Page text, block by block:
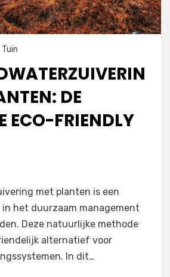
Tuin
DE
ECO-FRIENDLY
met planten is een
het duurzaam management
Deze natuurlijke methode
alternatief voor
In dit…